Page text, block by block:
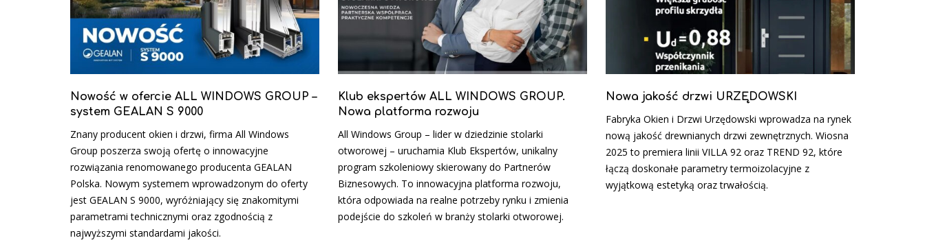
Nowość w ofercie ALL WINDOWS GROUP –
system GEALAN S 9000
Znany producent okien i drzwi, firma All Windows
Group poszerza swoją ofertę o innowacyjne
rozwiązania renomowanego producenta GEALAN
Polska. Nowym systemem wprowadzonym do oferty
jest GEALAN S 9000, wyróżniający się znakomitymi
parametrami technicznymi oraz zgodnością z
najwyższymi standardami jakości.
Klub ekspertów ALL WINDOWS GROUP.
Nowa platforma rozwoju
All Windows Group – lider w dziedzinie stolarki
otworowej – uruchamia Klub Ekspertów, unikalny
program szkoleniowy skierowany do Partnerów
Biznesowych. To innowacyjna platforma rozwoju,
która odpowiada na realne potrzeby rynku i zmienia
podejście do szkoleń w branży stolarki otworowej.
Nowa jakość drzwi URZĘDOWSKI
Fabryka Okien i Drzwi Urzędowski wprowadza na rynek
nową jakość drewnianych drzwi zewnętrznych. Wiosna
2025 to premiera linii VILLA 92 oraz TREND 92, które
łączą doskonałe parametry termoizolacyjne z
wyjątkową estetyką oraz trwałością.